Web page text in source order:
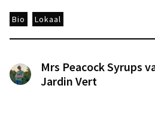
Bio Lokaal
Mrs Peacock Syrups
Jardin Vert